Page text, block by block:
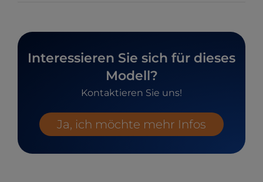
Interessieren Sie sich für dieses
Modell?
Kontaktieren Sie uns!
Ja, ich möchte mehr Infos